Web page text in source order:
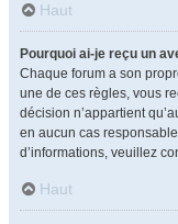
Haut
Pourquoi ai-je reçu un
Chaque forum a son
une de ces règles, vous
décision n’appartient
en aucun cas
d’informations, veuillez
Haut